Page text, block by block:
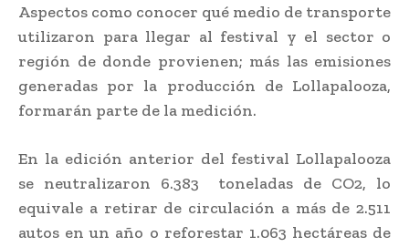
Aspectos como conocer qué medio de transporte
utilizaron para llegar al festival y el sector o
región de donde provienen; más las emisiones
generadas por la producción de Lollapalooza,
formarán parte de la medición.
En la edición anterior del festival Lollapalooza
se neutralizaron 6.383 toneladas de CO2, lo
equivale a retirar de circulación a más de 2.511
autos en un año o reforestar 1.063 hectáreas de